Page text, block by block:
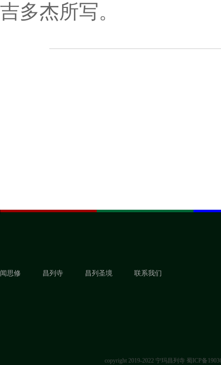
吉多杰所写。
闻思修 昌列寺 昌列圣境 联系我们
copyright 2019-2022 宁玛昌列寺 蜀ICP备